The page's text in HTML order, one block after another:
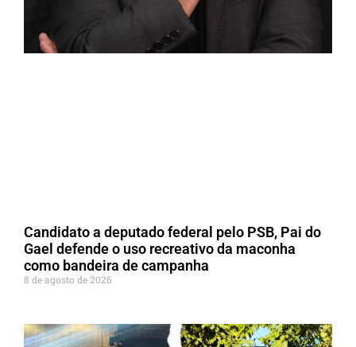
Candidato a deputado federal pelo PSB, Pai do
Gael defende o uso recreativo da maconha
como bandeira de campanha
8 de agosto de 2026